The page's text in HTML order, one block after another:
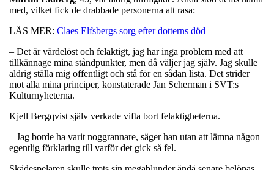
med, vilket fick de drabbade personerna att rasa:
LÄS MER: Claes Elfsbergs sorg efter dotterns död
– Det är värdelöst och felaktigt, jag har inga problem med att
tillkännage mina ståndpunkter, men då väljer jag själv. Jag skulle
aldrig ställa mig offentligt och stå för en sådan lista. Det strider
mot alla mina principer, konstaterade Jan Scherman i SVT:s
Kulturnyheterna.
Kjell Bergqvist själv verkade vifta bort felaktigheterna.
– Jag borde ha varit noggrannare, säger han utan att lämna någon
egentlig förklaring till varför det gick så fel.